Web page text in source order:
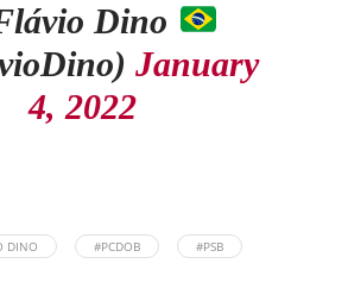
Dino
January
4, 2022
DINO #PCDOB #PSB